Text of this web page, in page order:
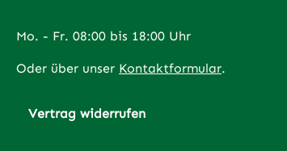
Mo. - Fr. 08:00 bis 18:00 Uhr
Oder über unser Kontaktformular.
Vertrag widerrufen